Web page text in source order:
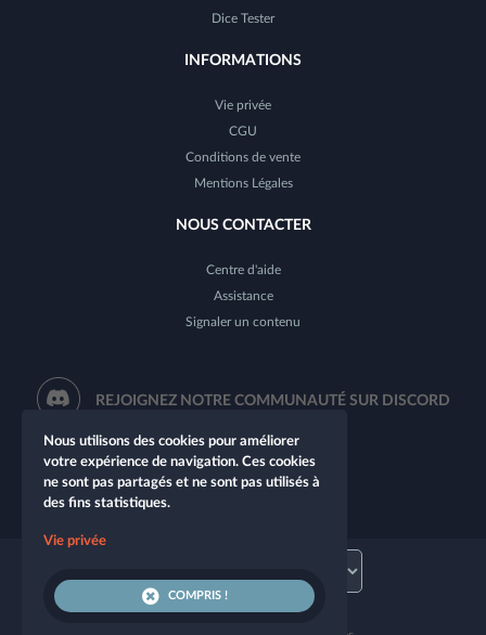
Dice Tester
INFORMATIONS
Vie privée
CGU
Conditions de vente
Mentions Légales
NOUS CONTACTER
Centre d'aide
Assistance
Signaler un contenu
REJOIGNEZ NOTRE COMMUNAUTÉ SUR DISCORD
Nous utilisons des cookies pour améliorer
votre expérience de navigation. Ces cookies
ne sont pas partagés et ne sont pas utilisés à
des fins statistiques.
Vie privée
COMPRIS !